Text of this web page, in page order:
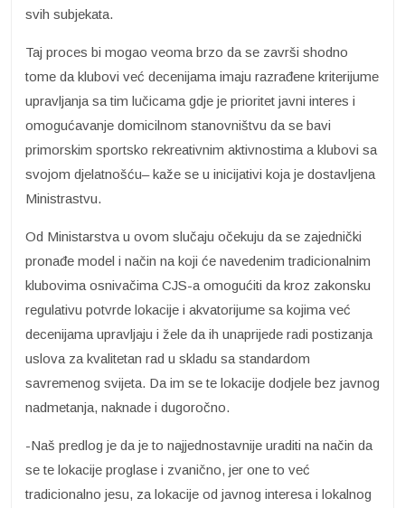
svih subjekata.
Taj proces bi mogao veoma brzo da se završi shodno
tome da klubovi već decenijama imaju razrađene kriterijume
upravljanja sa tim lučicama gdje je prioritet javni interes i
omogućavanje domicilnom stanovništvu da se bavi
primorskim sportsko rekreativnim aktivnostima a klubovi sa
svojom djelatnošću– kaže se u inicijativi koja je dostavljena
Ministrastvu.
Od Ministarstva u ovom slučaju očekuju da se zajednički
pronađe model i način na koji će navedenim tradicionalnim
klubovima osnivačima CJS-a omogućiti da kroz zakonsku
regulativu potvrde lokacije i akvatorijume sa kojima već
decenijama upravljaju i žele da ih unaprijede radi postizanja
uslova za kvalitetan rad u skladu sa standardom
savremenog svijeta. Da im se te lokacije dodjele bez javnog
nadmetanja, naknade i dugoročno.
-Naš predlog je da je to najjednostavnije uraditi na način da
se te lokacije proglase i zvanično, jer one to već
tradicionalno jesu, za lokacije od javnog interesa i lokalnog